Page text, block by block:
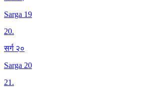
Sarga 19
20.
सर्ग २०
Sarga 20
21.